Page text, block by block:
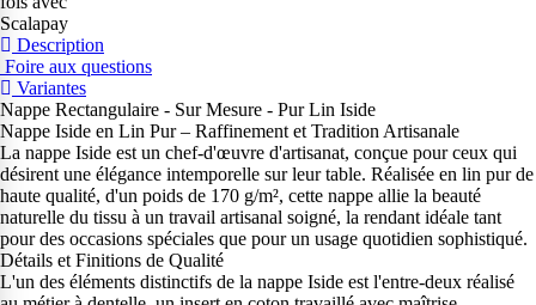
Scalapay
Description
Foire aux questions
Variantes
Nappe Rectangulaire - Sur Mesure - Pur Lin Iside
Nappe Iside en Lin Pur – Raffinement et Tradition Artisanale
La nappe Iside est un chef-d'œuvre d'artisanat, conçue pour ceux qui
désirent une élégance intemporelle sur leur table. Réalisée en lin pur de
haute qualité, d'un poids de 170 g/m², cette nappe allie la beauté
naturelle du tissu à un travail artisanal soigné, la rendant idéale tant
pour des occasions spéciales que pour un usage quotidien sophistiqué.
Détails et Finitions de Qualité
L'un des éléments distinctifs de la nappe Iside est l'entre-deux réalisé